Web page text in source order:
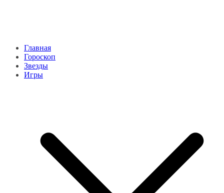
Главная
Гороскоп
Звезды
Игры